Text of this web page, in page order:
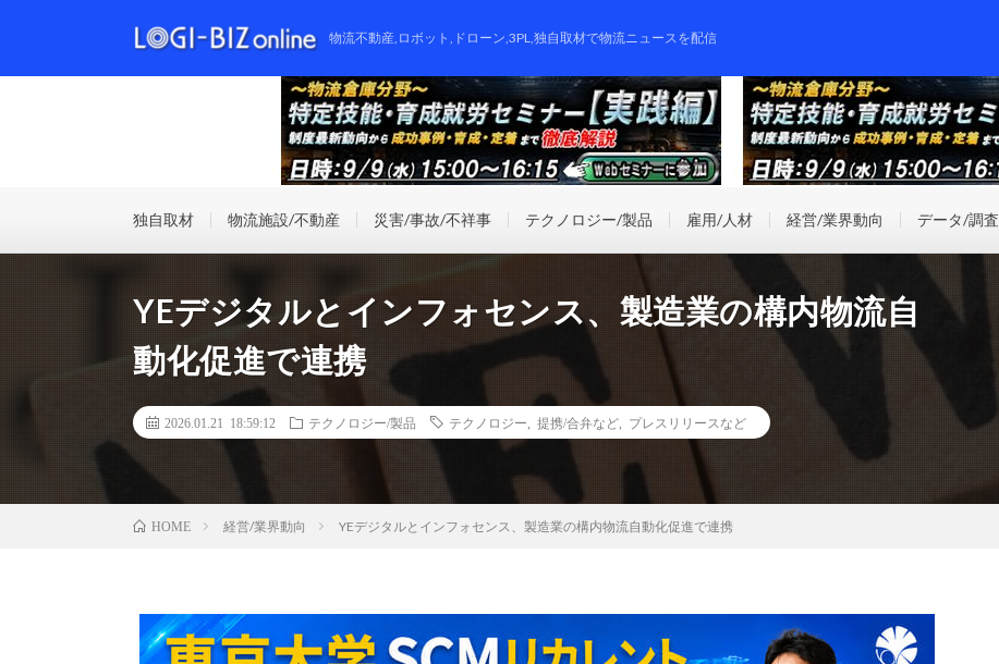
物流不動産,ロボット,ドローン,3PL,独自取材で物流ニュースを配信
独自取材 物流施設/不動産 災害/事故/不祥事 テクノロジー/製品 雇用/人材 経営/業界動向 データ/調査
YEデジタルとインフォセンス、製造業の構内物流自
動化促進で連携
2026.01.21 18:59:12 テクノロジー/製品 テクノロジー 提携/合弁など プレスリリースなど
HOME 経営/業界動向 YEデジタルとインフォセンス、製造業の構内物流自動化促進で連携